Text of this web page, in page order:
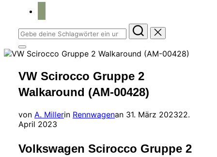
Suchen
nach:
Seitenleiste
&
umschalten
VW Scirocco Gruppe 2
Walkaround (AM-00428)
von A. Millerin Rennwagenan Veröffentlicht
31. März 202322.
April 2023
Volkswagen Scirocco Gruppe 2